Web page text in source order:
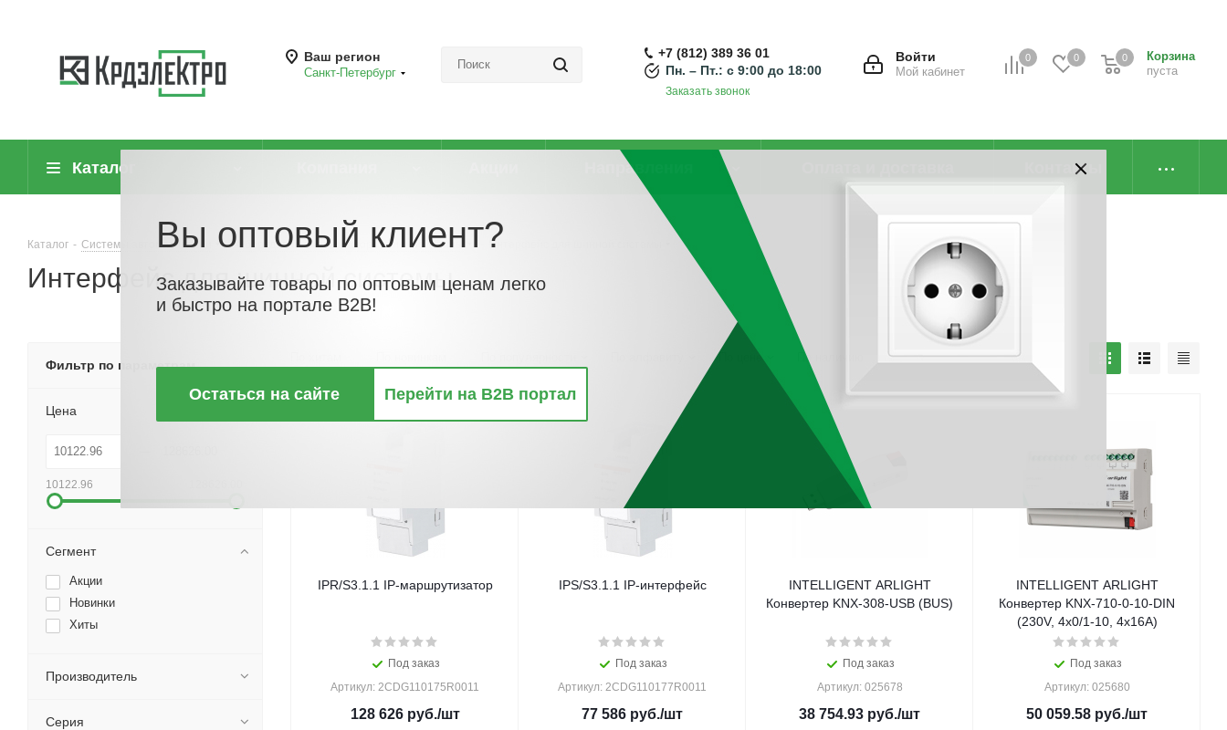
Ваш регион
Санкт-Петербург
0 0
Корзина
пуста
0
Войти
Мой кабинет
+7 (812) 389 36 01
Пн. – Пт.: с 9:00 до 18:00
Заказать звонок
Каталог Направления Контакты
Каталог - Системы автоматизации - Оборудование для информационной шины Интерфейс для шинной системы
Интерфейс для шинной системы
По цене По наличию
IPR/S3.1.1 IP-маршрутизатор
Под заказ
Артикул: 2CDG110175R0011
128 626руб./шт
IPS/S3.1.1 IP-интерфейс
Под заказ
Артикул: 2CDG110177R0011
77 586 руб./шт
INTELLIGENT ARLIGHT
Конвертер KNX-308-USB (BUS)
Под заказ
Артикул: 025678
38 754.93 руб./шт
INTELLIGENT ARLIGHT
Конвертер KNX-710-0-10-DIN
(230V, 4x0/1-10, 4x16A)
Под заказ
Артикул: 025680
50 059.58 руб./шт
Фильтр по параметрам
Цена
10122.96
Сегмент
Акции
Новинки
Хиты
Производитель
Серия
Вы оптовый клиент?
Заказывайте товары по оптовым ценам легко
и быстро на портале B2B!
Остаться на сайте Перейти на B2B портал